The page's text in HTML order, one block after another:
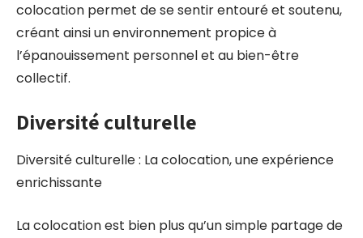
colocation permet de se sentir entouré et soutenu,
créant ainsi un environnement propice à
l’épanouissement personnel et au bien-être
collectif.
Diversité culturelle
Diversité culturelle : La colocation, une expérience
enrichissante
La colocation est bien plus qu’un simple partage de